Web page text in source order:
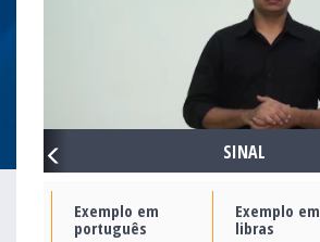
PREVIOUS SINAL
Exemplo em
português
Exemplo em
libras